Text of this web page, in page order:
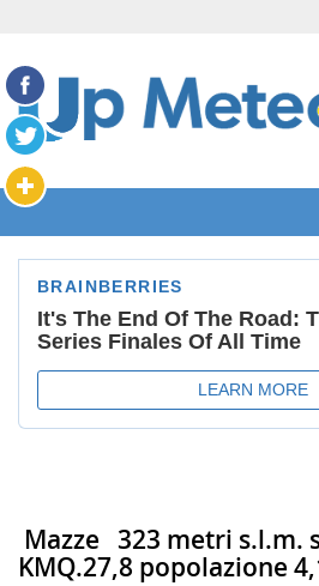
Mazze 323 metri s.l.m.
KMQ.27,8 popolazione